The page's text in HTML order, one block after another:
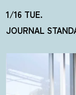
1/16 TUE.
JOURNAL